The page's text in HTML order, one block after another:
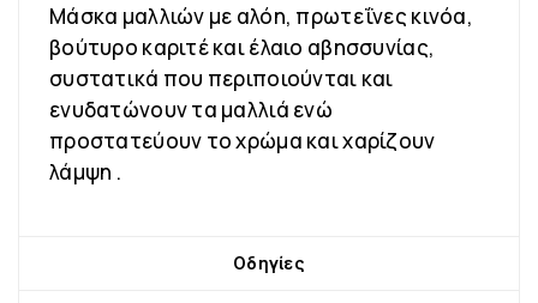
Μάσκα μαλλιών με αλόη, πρωτεΐνες κινόα,
βούτυρο καριτέ και έλαιο αβησσυνίας,
συστατικά που περιποιούνται και
ενυδατώνουν τα μαλλιά ενώ
προστατεύουν το χρώμα και χαρίζουν
λάμψη .
Οδηγίες